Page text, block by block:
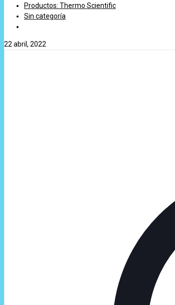
Productos: Thermo Scientific
Sin categoría
22 abril, 2022